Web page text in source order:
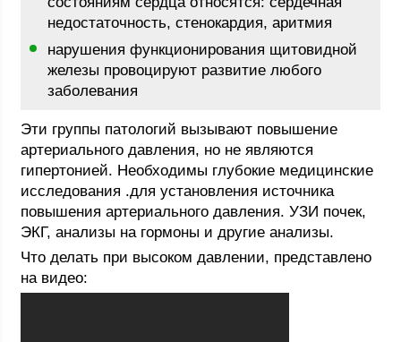
недостаточность, стенокардия, аритмия
нарушения функционирования щитовидной
железы провоцируют развитие любого
заболевания
Эти группы патологий вызывают повышение
артериального давления, но не являются
гипертонией. Необходимы глубокие медицинские
исследования .для установления источника
повышения артериального давления. УЗИ почек,
ЭКГ, анализы на гормоны и другие анализы.
Что делать при высоком давлении, представлено
на видео: